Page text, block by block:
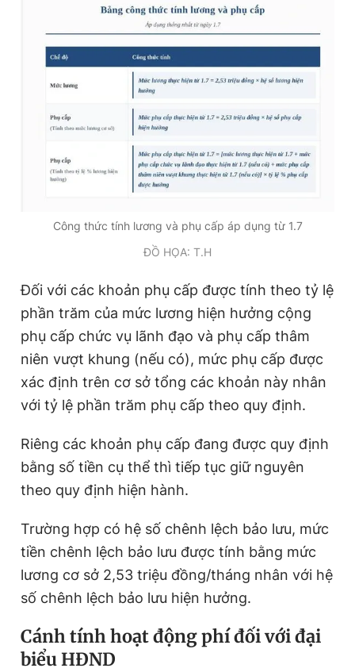
Công thức tính lương và phụ cấp áp dụng từ 1.7
ĐỒ HỌA: T.H
Đối với các khoản phụ cấp được tính theo tỷ lệ
phần trăm của mức lương hiện hưởng cộng
phụ cấp chức vụ lãnh đạo và phụ cấp thâm
niên vượt khung (nếu có), mức phụ cấp được
xác định trên cơ sở tổng các khoản này nhân
với tỷ lệ phần trăm phụ cấp theo quy định.
Riêng các khoản phụ cấp đang được quy định
bằng số tiền cụ thể thì tiếp tục giữ nguyên
theo quy định hiện hành.
Trường hợp có hệ số chênh lệch bảo lưu, mức
tiền chênh lệch bảo lưu được tính bằng mức
lương cơ sở 2,53 triệu đồng/tháng nhân với hệ
số chênh lệch bảo lưu hiện hưởng.
Cánh tính hoạt động phí đối với đại
biểu HĐND